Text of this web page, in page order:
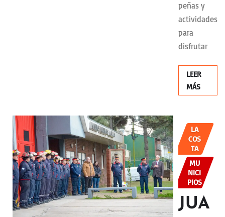
peñas y
actividades
para
disfrutar
LEER
MÁS
LA
COS
TA
MU
NICI
PIOS
JUA